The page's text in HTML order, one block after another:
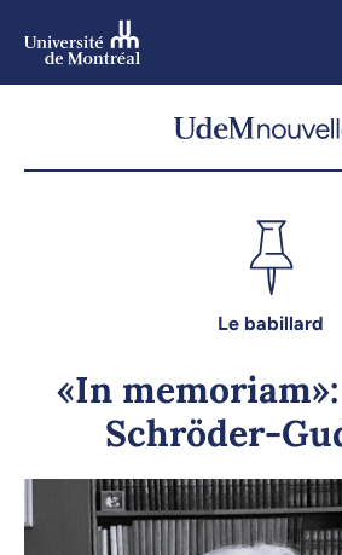
Le babillard
«In
Schröder-